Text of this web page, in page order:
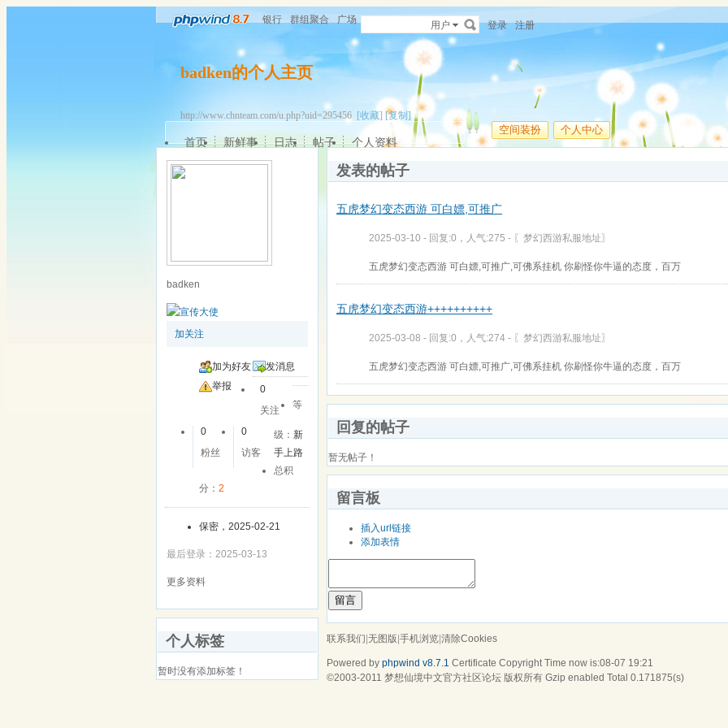
银行 群组聚合 广场 用户 登录 注册
badken的个人主页
http://www.chnteam.com/u.php?uid=295456 [收藏] [复制]
空间装扮 个人中心
首页 新鲜事 日志 帖子 个人资料
badken
加关注
加为好友
发消息
举报
0
关注
0
粉丝
0
访客
等
级：新
手上路
总积
分： 2
保密，2025-02-21
最后登录：2025-03-13
更多资料
个人标签
暂时没有添加标签！
发表的帖子
五虎梦幻变态西游 可白嫖,可推广
2025-03-10 - 回复:0，人气:275 - 〖梦幻西游私服地址〗
五虎梦幻变态西游 可白嫖,可推广,可佛系挂机 你刷怪你牛逼的态度，百万
五虎梦幻变态西游++++++++++
2025-03-08 - 回复:0，人气:274 - 〖梦幻西游私服地址〗
五虎梦幻变态西游 可白嫖,可推广,可佛系挂机 你刷怪你牛逼的态度，百万
回复的帖子
暂无帖子！
留言板
插入url链接
添加表情
留言
联系我们|无图版|手机浏览|清除Cookies
Powered by phpwind v8.7.1 Certificate Copyright Time now is:08-07 19:21
©2003-2011 梦想仙境中文官方社区论坛 版权所有 Gzip enabled Total 0.171875(s)